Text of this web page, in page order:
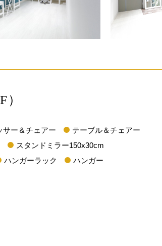
サー＆チェアー
テーブル＆チェアー
スタンドミラー150x30cm
ハンガーラック
ハンガー